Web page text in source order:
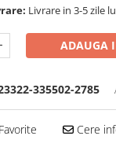
Livrare in 3-5 zile
ADAUGA
335502-2785
Cere